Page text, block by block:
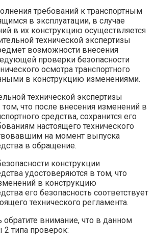
требований к транспортным
в эксплуатации, в случае
в их конструкцию осуществляется
технической экспертизы
возможности внесения
проверки безопасности
осмотра транспортного
в конструкцию изменениями.
технической экспертизы
что после внесения изменений в
средства, сохранится его
настоящего технического
на момент выпуска
в обращение.
конструкции
удостоверяются в том, что
в конструкцию
его безопасность соответствует
технического регламента.
внимание, что в данном
2 типа проверок: